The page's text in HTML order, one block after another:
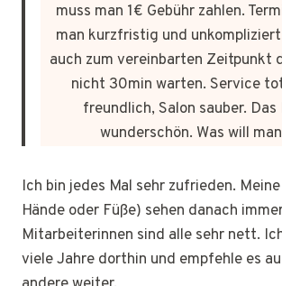
muss man 1€ Gebühr zahlen.
man kurzfristig und
auch zum vereinbarten Zeitpunkt
nicht 30min warten. Service
freundlich, Salon sauber. Das
wunderschön. Was will
Ich bin jedes Mal sehr zufrieden.
Hände oder Füße) sehen danach
Mitarbeiterinnen sind alle sehr nett.
viele Jahre dorthin und empfehle es